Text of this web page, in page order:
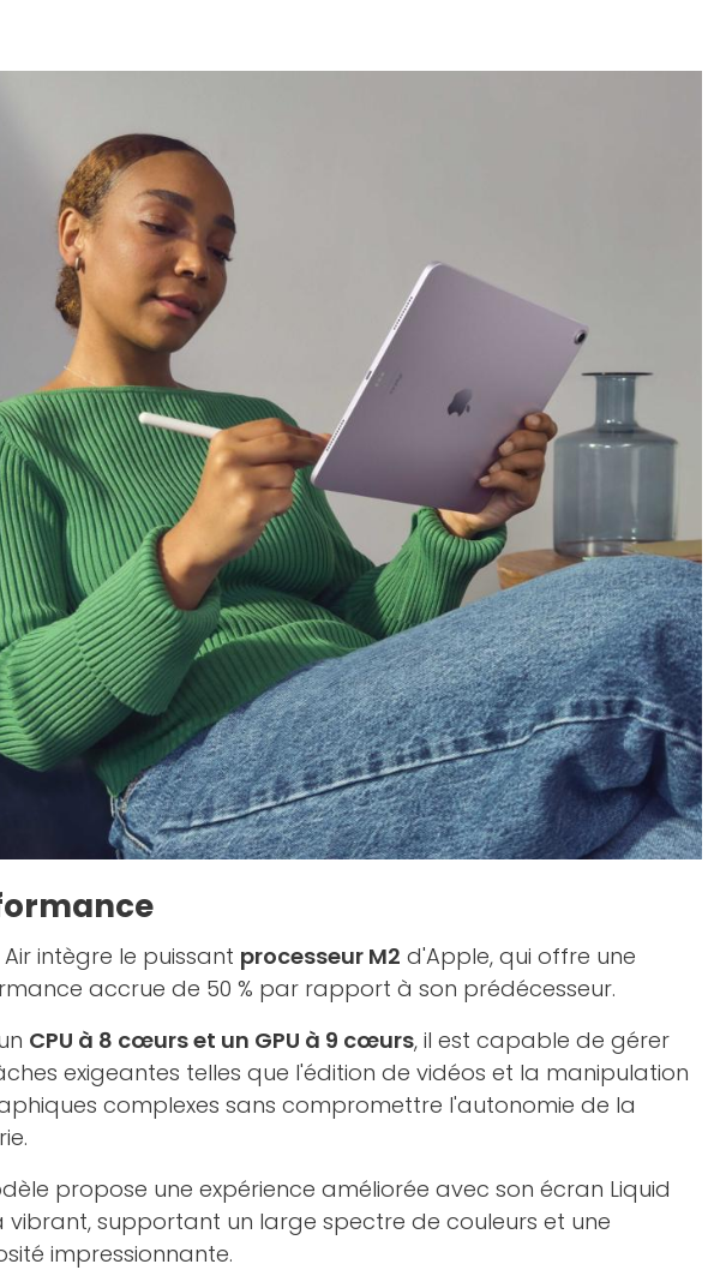
Air intègre le puissant processeur M2 d'Apple, qui offre une
accrue de 50 % par rapport à son prédécesseur.
CPU à 8 cœurs et un GPU à 9 cœurs, il est capable de gérer
exigeantes telles que l'édition de vidéos et la manipulation
complexes sans compromettre l'autonomie de la
propose une expérience améliorée avec son écran Liquid
vibrant, supportant un large spectre de couleurs et une
impressionnante.